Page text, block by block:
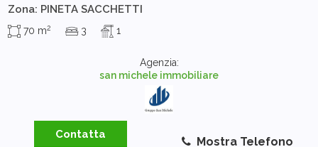
Zona: PINETA SACCHETTI
70 m2 3 1
Agenzia:
san michele immobiliare
Contatta
Mostra Telefono